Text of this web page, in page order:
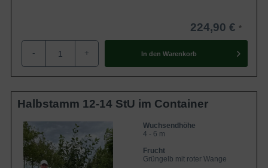
224,90 €
- + In den Warenkorb
Halbstamm 12-14 StU im Container
Wuchsendhöhe
4 - 6 m
Frucht
Grüngelb mit roter Wange